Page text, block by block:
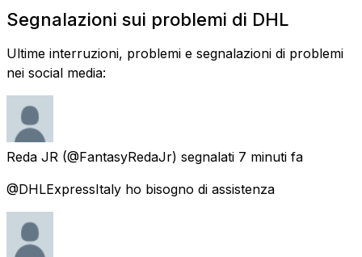
Segnalazioni sui problemi di DHL
Ultime interruzioni, problemi e segnalazioni di problemi
nei social media:
Reda JR (@FantasyRedaJr) segnalati 7 minuti fa
@DHLExpressItaly ho bisogno di assistenza